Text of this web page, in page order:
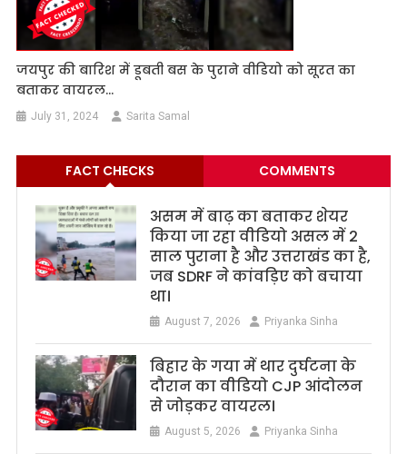
जयपुर की बारिश में डूबती बस के पुराने वीडियो को सूरत का
बताकर वायरल…
July 31, 2024 Sarita Samal
FACT CHECKS COMMENTS
असम में बाढ़ का बताकर शेयर
किया जा रहा वीडियो असल में 2
साल पुराना है और उत्तराखंड का है,
जब SDRF ने कांवड़िए को बचाया
था।
August 7, 2026 Priyanka Sinha
बिहार के गया में थार दुर्घटना के
दौरान का वीडियो CJP आंदोलन
से जोड़कर वायरल।
August 5, 2026 Priyanka Sinha